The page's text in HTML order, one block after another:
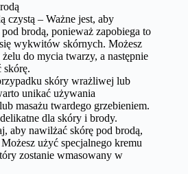
czystą – Ważne jest, aby
brodą, ponieważ zapobiega to
wykwitów skórnych. Możesz
do mycia twarzy, a następnie
skórę.
skóry wrażliwej lub
unikać używania
masażu twardego grzebieniem.
dla skóry i brody.
aby nawilżać skórę pod brodą,
użyć specjalnego kremu
zostanie wmasowany w